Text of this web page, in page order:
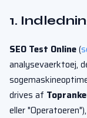
1.
SEO Test Online(
analysevaerktoej,
drives af
eller